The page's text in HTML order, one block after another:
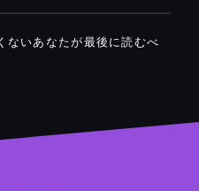
ないあなたが最後に読むべ